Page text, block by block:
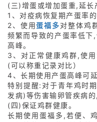
(三)增蛋或增加蛋重,延长
1、对疫病恢复期产蛋率
2、使用蛋福多对整体鸡
频繁而导致的产蛋率低
高峰。
3、对正常健康鸡群,使
(可以称重记录对比）
4、长期使用产蛋高峰可
特别提醒:对于青年鸡时
发病)等伤害输卵管疾病
(四)保证鸡群健康。
长期使用蛋福多,若便、